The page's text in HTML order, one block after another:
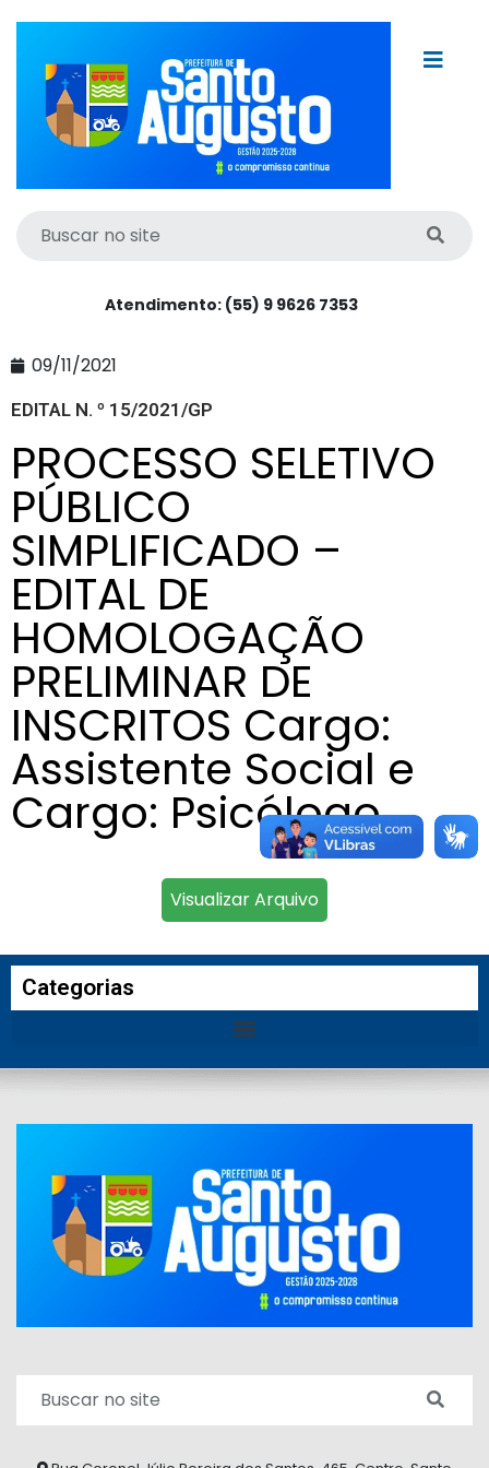
Atendimento: (55) 9 9626 7353
09/11/2021
EDITAL N. º 15/2021/GP
PROCESSO SELETIVO
PÚBLICO
SIMPLIFICADO –
EDITAL DE
HOMOLOGAÇÃO
PRELIMINAR DE
INSCRITOS Cargo:
Assistente Social e
Cargo: Psicólogo
Visualizar Arquivo
Categorias